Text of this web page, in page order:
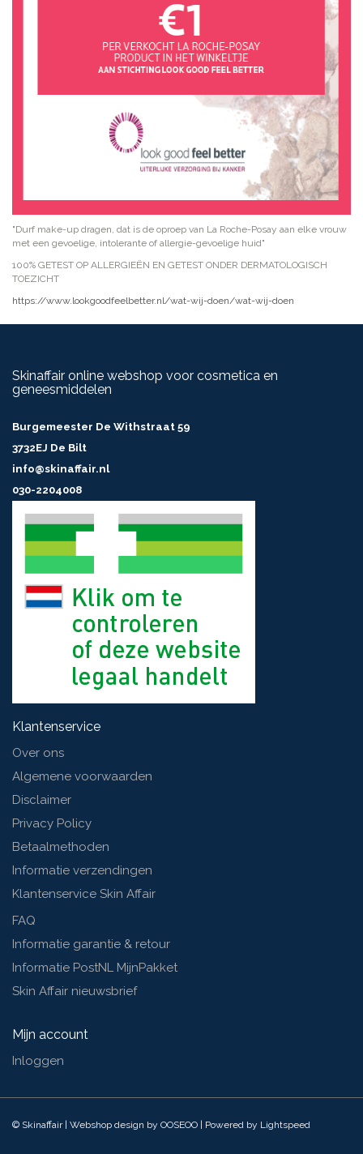
"Durf make-up dragen, dat is de oproep van La Roche-Posay aan elke vrouw
met een gevoelige, intolerante of allergie-gevoelige huid"
100% GETEST OP ALLERGIEËN EN GETEST ONDER DERMATOLOGISCH
TOEZICHT
https://www.lookgoodfeelbetter.nl/wat-wij-doen/wat-wij-doen
Skinaffair online webshop voor cosmetica en
geneesmiddelen
Burgemeester De Withstraat 59
3732EJ De Bilt
info@skinaffair.nl
030-2204008
Klantenservice
Over ons
Algemene voorwaarden
Disclaimer
Privacy Policy
Betaalmethoden
Informatie verzendingen
Klantenservice Skin Affair
FAQ
Informatie garantie & retour
Informatie PostNL MijnPakket
Skin Affair nieuwsbrief
Mijn account
Inloggen
© Skinaffair | Webshop design by OOSEOO | Powered by Lightspeed